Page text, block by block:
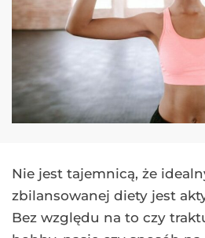
Nie jest tajemnicą, że
zbilansowanej diety jest
Bez względu na to czy